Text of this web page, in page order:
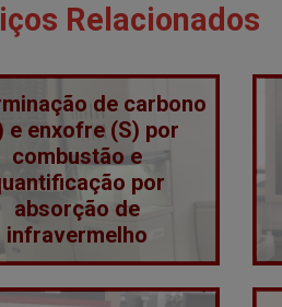
Relacionados
de carbono
e enxofre (S) por
combustão e
por
absorção de
infravermelho